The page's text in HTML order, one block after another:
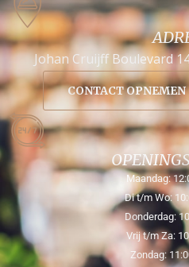
Johan Cruijff Boulevard
CONTACT OPNEMEN
Maandag:
Di t/m Wo:
Donderdag:
Vrij t/m Za:
Zondag: